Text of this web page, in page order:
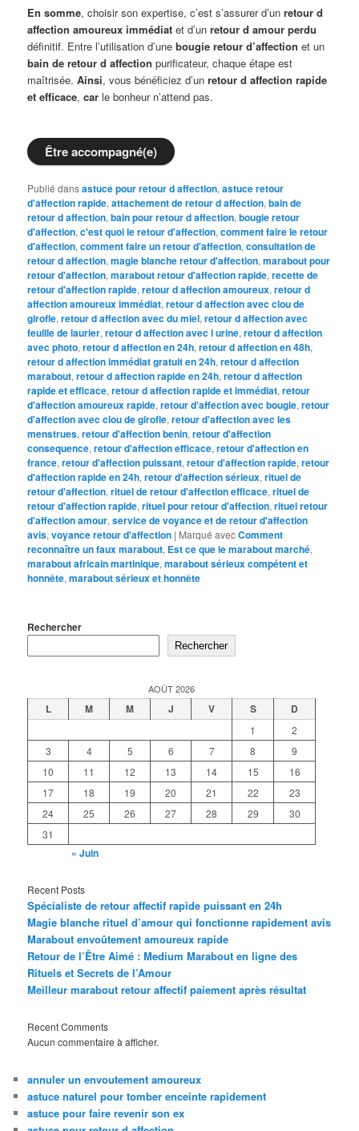
En somme, choisir son expertise, c’est s’assurer d’unretour d
affection amoureux immédiat et d’unretour d amour perdu
définitif. Entre l’utilisation d’unebougie retour d’affection et un
bain de retour d affection purificateur, chaque étape est
maîtrisée.Ainsi, vous bénéficiez d’unretour d affection rapide
et efficace,car le bonheur n’attend pas.
Être accompagné(e)
Publié dansastuce pour retour d affection,astuce retour
d'affection rapide,attachement de retour d affection,bain de
retour d affection,bain pour retour d affection,bougie retour
d'affection,c'est quoi le retour d'affection,comment faire le retour
d'affection,comment faire un retour d'affection,consultation de
retour d affection,magie blanche retour d'affection,marabout pour
retour d'affection,marabout retour d'affection rapide,recette de
retour d'affection rapide,retour d affection amoureux,retour d
affection amoureux immédiat,retour d affection avec clou de
girofle,retour d affection avec du miel,retour d affection avec
feuille de laurier,retour d affection avec l urine,retour d affection
avec photo,retour d affection en 24h,retour d affection en 48h,
retour d affection immédiat gratuit en 24h,retour d affection
marabout,retour d affection rapide en 24h,retour d affection
rapide et efficace,retour d affection rapide et immédiat,retour
d'affection amoureux rapide,retour d'affection avec bougie,retour
d'affection avec clou de girofle,retour d'affection avec les
menstrues,retour d'affection benin,retour d'affection
consequence,retour d'affection efficace,retour d'affection en
france,retour d'affection puissant,retour d'affection rapide,retour
d'affection rapide en 24h,retour d'affection sérieux,rituel de
retour d'affection,rituel de retour d'affection efficace,rituel de
retour d'affection rapide,rituel pour retour d'affection,rituel retour
d'affection amour,service de voyance et de retour d'affection
avis,voyance retour d'affection | Marqué avecComment
reconnaître un faux marabout, Est ce que le marabout marché,
marabout africain martinique,marabout sérieux compétent et
honnête,marabout sérieux et honnête
Rechercher
Rechercher
AOÛT 2026
L M M J V S D
1
2
3
4 5 6 7 8
9
10
11 12 13 14 15
16
17
18 19 20 21 22
23
24
25 26 27 28 29
30
31
« Juin
Recent Posts
Spécialiste de retour affectif rapide puissant en 24h
Magie blanche rituel d’amour qui fonctionne rapidement avis
Marabout envoûtement amoureux rapide
Retour de l’Être Aimé : Medium Marabout en ligne des
Rituels et Secrets de l’Amour
Meilleur marabout retour affectif paiement après résultat
Recent Comments
Aucun commentaire à afficher.
annuler un envoutement amoureux
astuce naturel pour tomber enceinte rapidement
astuce pour faire revenir son ex